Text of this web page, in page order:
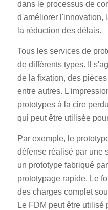
dans le processus de
d'améliorer l'innovation,
la réduction des délais.
Tous les services de
de différents types. Il
de la fixation, des
entre autres.
prototypes à la cire
qui peut être utilisée
Par exemple, le
défense réalisé par une
un prototype fabriqué
prototypage rapide. Le
des charges complet
Le FDM peut être utilisé